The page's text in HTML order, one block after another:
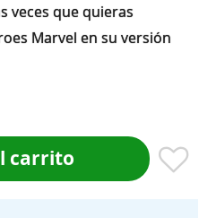
veces que quieras
Marvel en su versión
carrito